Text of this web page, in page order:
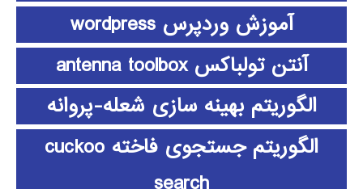
آموزش وردپرس wordpress
آنتن تولباکس antenna toolbox
الگوریتم بهینه سازی شعله-پروانه
الگوریتم جستجوی فاخته cuckoo